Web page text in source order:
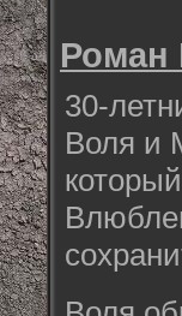
Роман
30-
Воля и